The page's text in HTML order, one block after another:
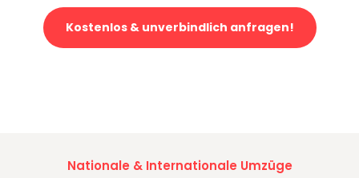
Kostenlos & unverbindlich anfragen!
Nationale & Internationale Umzüge